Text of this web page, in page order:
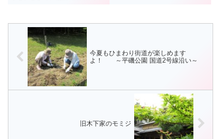
は6日に試験操業が行われ、イカ
ナゴのシンコ漁は3月17日に解...
われたようです。秋祭りに向け
今夏もひまわり街道が楽しめます
よ！ ～平磯公園 国道2号線沿い～
旧木下家のモミジ